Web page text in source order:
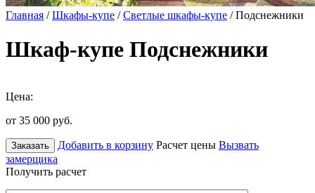
Главная /Шкафы-купе /Светлые шкафы-купе / Подснежники
Шкаф-купе Подснежники
Цена:
от 35 000 руб.
Заказать Добавить в корзину Расчет цены Вызвать
замерщика
Получить расчет